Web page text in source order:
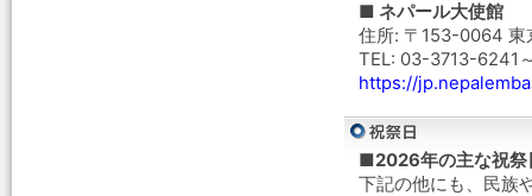
■ ネパール大使館
住所: 〒153-0064 東
TEL: 03-3713-6241
https://
■2026年の主な祝祭
下記の他にも、民族